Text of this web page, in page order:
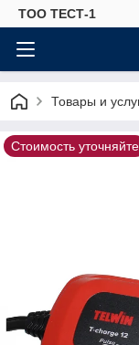
ТОО ТЕСТ-1
Товары и
Стоимость уточняйте